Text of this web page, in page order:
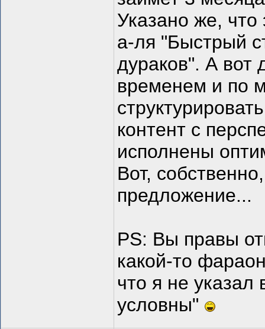
Указано же, что
а-ля "Быстрый
дураков". А вот
временем и по
контент с
исполнены
Вот,
предложение...
PS: Вы правы
какой-то
что я не указал
условны"